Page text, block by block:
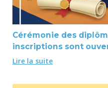
Cérémonie des
inscriptions sont
Lire la suite